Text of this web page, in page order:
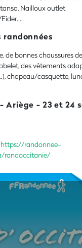
Nailloux outlet
randonnées
de bonnes chaussures
des vêtements
chapeau/casquette,
Ariège - 23 et 24
https://randonnee-
randoccitanie/